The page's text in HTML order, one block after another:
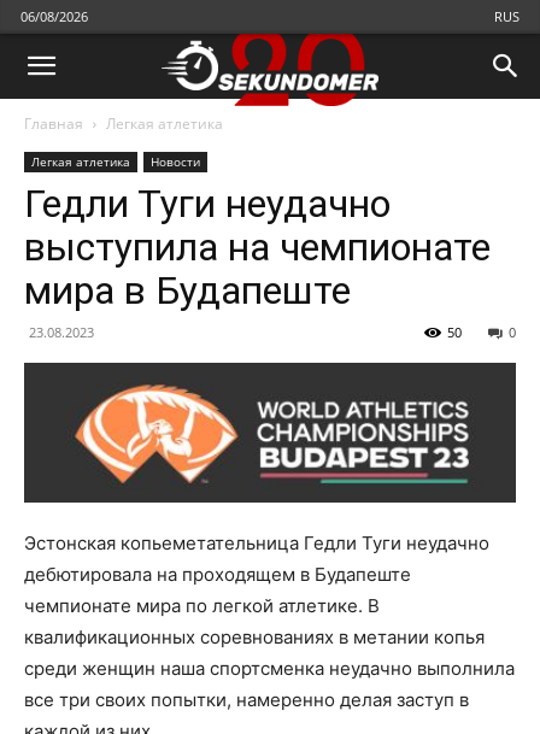
06/08/2026 RUS
Главная Легкая атлетика
Легкая атлетика Новости
Гедли Туги неудачно
выступила на чемпионате
мира в Будапеште
23.08.2023 0
50
Эстонская копьеметательница Гедли Туги неудачно
дебютировала на проходящем в Будапеште
чемпионате мира по легкой атлетике. В
квалификационных соревнованиях в метании копья
среди женщин наша спортсменка неудачно выполнила
все три своих попытки, намеренно делая заступ в